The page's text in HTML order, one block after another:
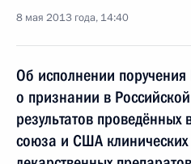
8 мая 2013 года, 14:40
Об исполнении поручения
о признании в
результатов проведённых
союза и США клинических